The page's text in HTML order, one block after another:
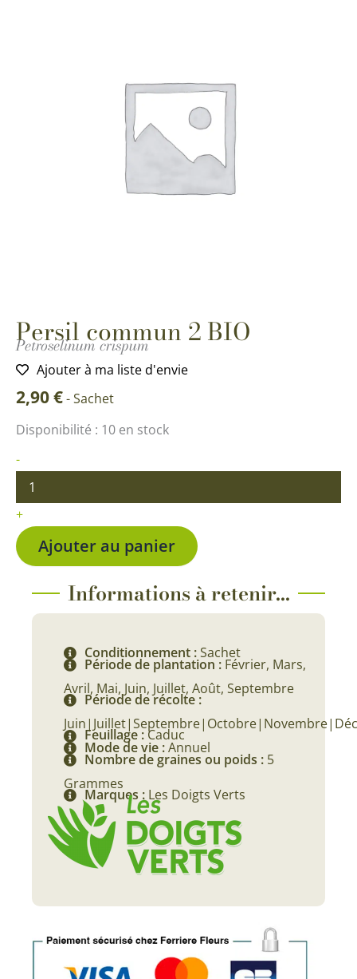
Persil commun 2 BIO
Petroselinum crispum
Ajouter à ma liste d'envie
2,90€-Sachet
Disponibilité : 10 en stock
-
quantité
Persil
commun
BIO
+
Ajouter au panier
Informations à retenir...
Conditionnement :Sachet
Période de plantation : Février, Mars,
Avril, Mai, Juin, Juillet, Août, Septembre
Période de récolte :
Feuillage : Caduc
Mode de vie :Annuel
Nombre de graines ou poids : 5
Grammes
Marques : Les Doigts Verts